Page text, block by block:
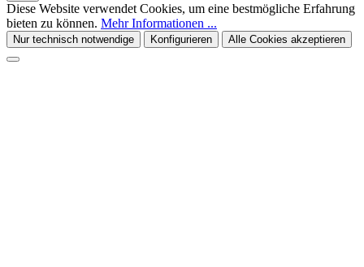
Diese Website verwendet Cookies, um eine bestmögliche Erfahrung
bieten zu können. Mehr Informationen ...
Nur technisch notwendige Konfigurieren Alle Cookies akzeptieren